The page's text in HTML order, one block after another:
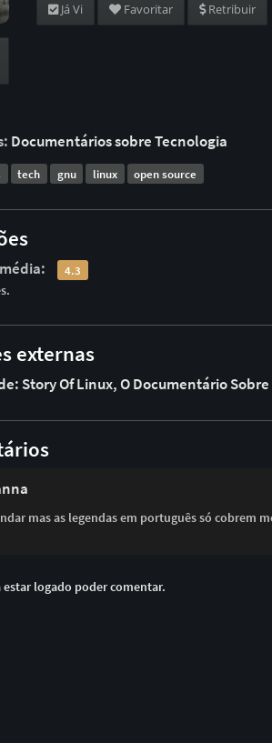
Já Vi Favoritar Retribuir
Documentários sobre Tecnologia
tech gnu linux open source
4.3
externas
Story Of Linux, O Documentário Sobre
mas as legendas em português só cobrem
estar logado poder comentar.